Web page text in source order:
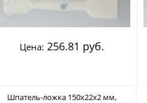
Цена: 256.81 руб.
Шпатель-ложка 150х22х2 мм,